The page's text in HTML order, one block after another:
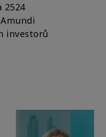
2524
investorů